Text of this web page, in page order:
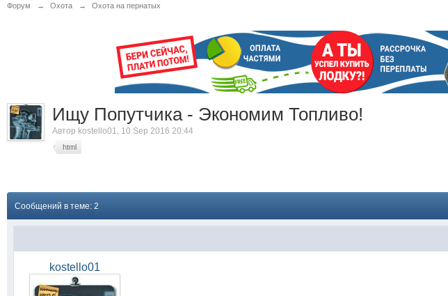
Форум → Охота → Охота на пернатых
Ищу Попутчика - Экономим Топливо!
Автор kostello01, 10 Sep 2016 20:44
html
Сообщений в теме: 2
kostello01